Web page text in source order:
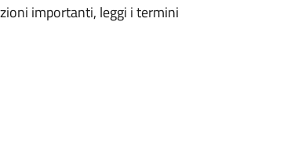
importanti, leggi i termini